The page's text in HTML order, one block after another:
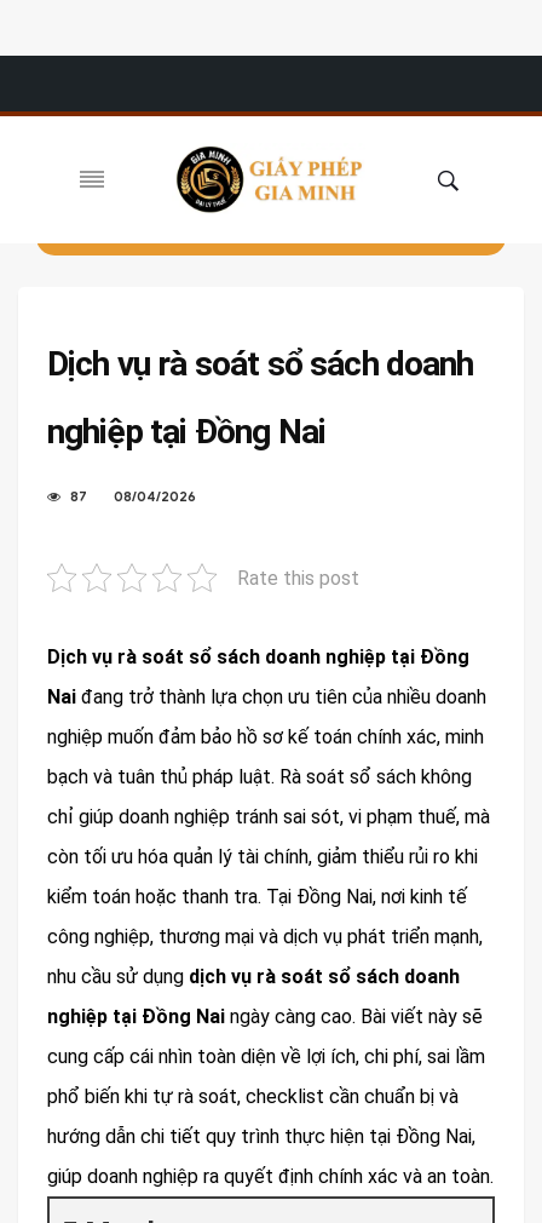
Dịch vụ rà soát sổ sách doanh
nghiệp tại Đồng Nai
87 08/04/2026
Rate this post
Dịch vụ rà soát sổ sách doanh nghiệp tại Đồng
Nai đang trở thành lựa chọn ưu tiên của nhiều doanh
nghiệp muốn đảm bảo hồ sơ kế toán chính xác, minh
bạch và tuân thủ pháp luật. Rà soát sổ sách không
chỉ giúp doanh nghiệp tránh sai sót, vi phạm thuế, mà
còn tối ưu hóa quản lý tài chính, giảm thiểu rủi ro khi
kiểm toán hoặc thanh tra. Tại Đồng Nai, nơi kinh tế
công nghiệp, thương mại và dịch vụ phát triển mạnh,
nhu cầu sử dụng dịch vụ rà soát sổ sách doanh
nghiệp tại Đồng Nai ngày càng cao. Bài viết này sẽ
cung cấp cái nhìn toàn diện về lợi ích, chi phí, sai lầm
phổ biến khi tự rà soát, checklist cần chuẩn bị và
hướng dẫn chi tiết quy trình thực hiện tại Đồng Nai,
giúp doanh nghiệp ra quyết định chính xác và an toàn.